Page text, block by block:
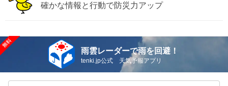
確かな情報と行動で防災力アップ
雨雲レーダーで雨を回避！
tenki.jp公式 天気予報アプリ